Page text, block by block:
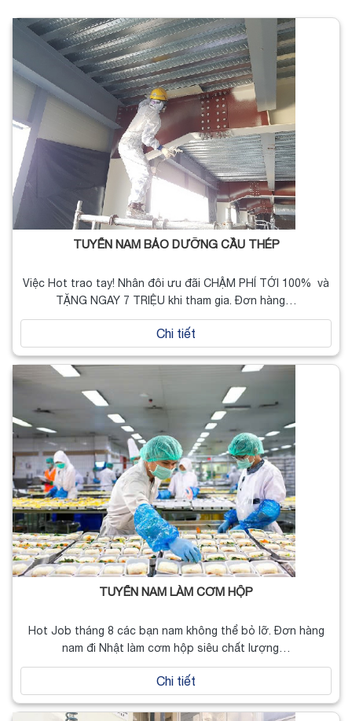
TUYỂN NAM BẢO DƯỠNG CẦU THÉP
Việc Hot trao tay! Nhân đôi ưu đãi CHẬM PHÍ TỚI 100% và
TẶNG NGAY 7 TRIỆU khi tham gia. Đơn hàng…
Chi tiết
TUYỂN NAM LÀM CƠM HỘP
Hot Job tháng 8 các bạn nam không thể bỏ lỡ. Đơn hàng
nam đi Nhật làm cơm hộp siêu chất lượng…
Chi tiết